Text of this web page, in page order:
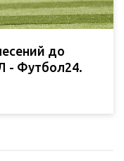
до
- Футбол24.